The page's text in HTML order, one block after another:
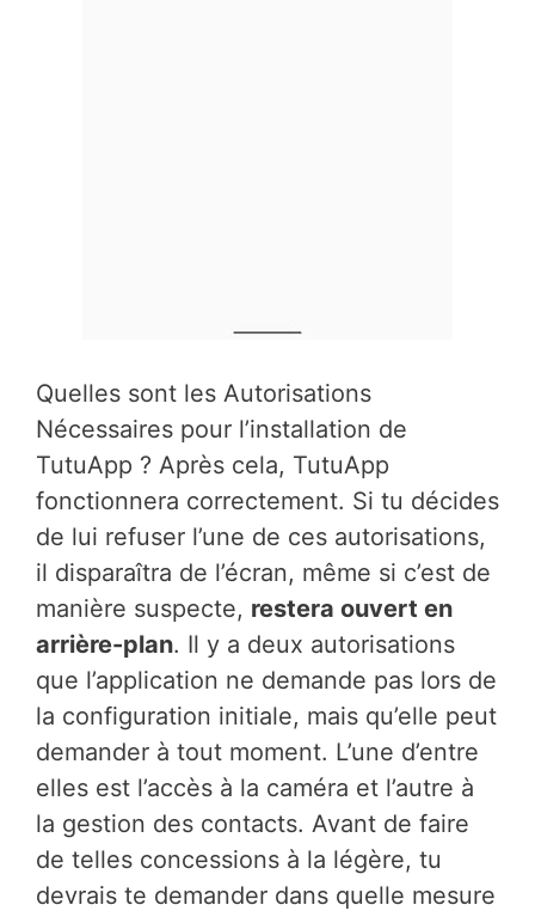
Quelles sont les Autorisations
Nécessaires pour l’installation de
TutuApp ? Après cela, TutuApp
fonctionnera correctement. Si tu décides
de lui refuser l’une de ces autorisations,
il disparaîtra de l’écran, même si c’est de
manière suspecte, restera ouvert en
arrière-plan. Il y a deux autorisations
que l’application ne demande pas lors de
la configuration initiale, mais qu’elle peut
demander à tout moment. L’une d’entre
elles est l’accès à la caméra et l’autre à
la gestion des contacts. Avant de faire
de telles concessions à la légère, tu
devrais te demander dans quelle mesure